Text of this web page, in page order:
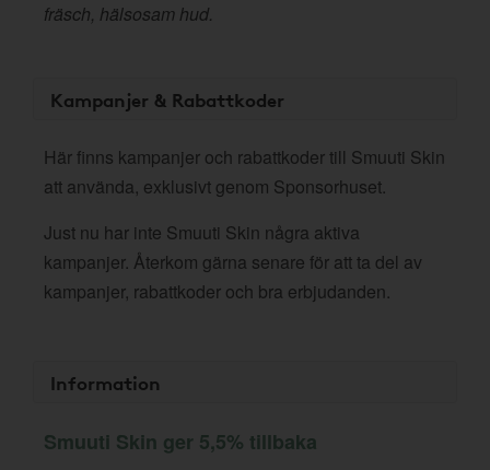
fräsch, hälsosam hud.
Kampanjer & Rabattkoder
Här finns kampanjer och rabattkoder till Smuuti Skin
att använda, exklusivt genom Sponsorhuset.
Just nu har inte Smuuti Skin några aktiva
kampanjer. Återkom gärna senare för att ta del av
kampanjer, rabattkoder och bra erbjudanden.
Information
Smuuti Skin ger 5,5% tillbaka